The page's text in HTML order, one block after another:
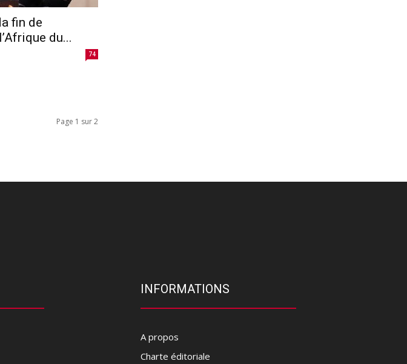
fin de
du...
74
Page 1 sur 2
INFORMATIONS
A propos
Charte éditoriale